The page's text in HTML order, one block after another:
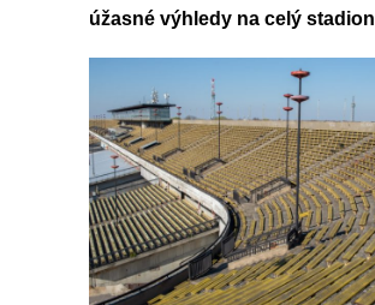
úžasné výhledy na celý stadion